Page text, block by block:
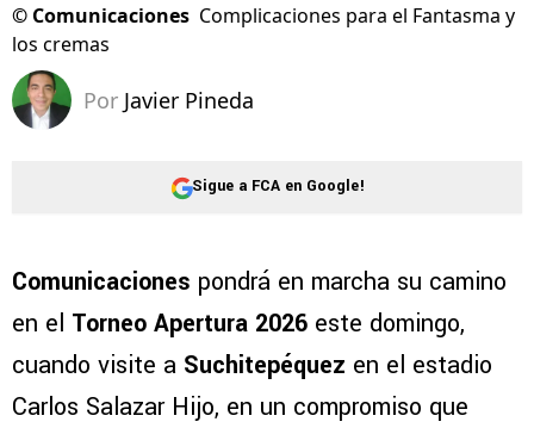
© Comunicaciones Complicaciones para el Fantasma y
los cremas
Por Javier Pineda
Sigue a FCA en Google!
Comunicaciones pondrá en marcha su camino
en el Torneo Apertura 2026 este domingo,
cuando visite a Suchitepéquez en el estadio
Carlos Salazar Hijo, en un compromiso que